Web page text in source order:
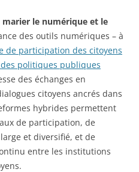
le numérique et le
des outils numériques – à
de participation des citoyens
politiques publiques
des échanges en
citoyens ancrés dans
hybrides permettent
de participation, de
et diversifié, et de
entre les institutions